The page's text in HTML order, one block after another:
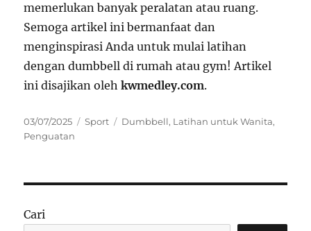
memerlukan banyak peralatan atau ruang.
Semoga artikel ini bermanfaat dan
menginspirasi Anda untuk mulai latihan
dengan dumbbell di rumah atau gym! Artikel
ini disajikan olehkwmedley.com.
Posted
on
03/07/2025 Categories
Sport Tags
Dumbbell, Latihan untuk Wanita,
Penguatan
Cari